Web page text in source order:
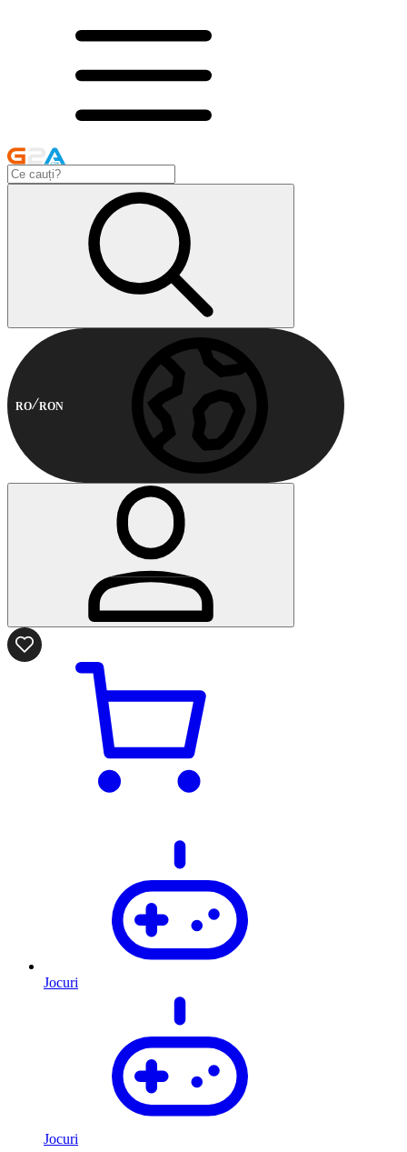
RO RON
Jocuri
Jocuri